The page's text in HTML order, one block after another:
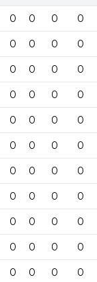
0 0 0 0
0 0 0 0
0 0 0 0
0 0 0 0
0 0 0 0
0 0 0 0
0 0 0 0
0 0 0 0
0 0 0 0
0 0 0 0
0 0 0 0